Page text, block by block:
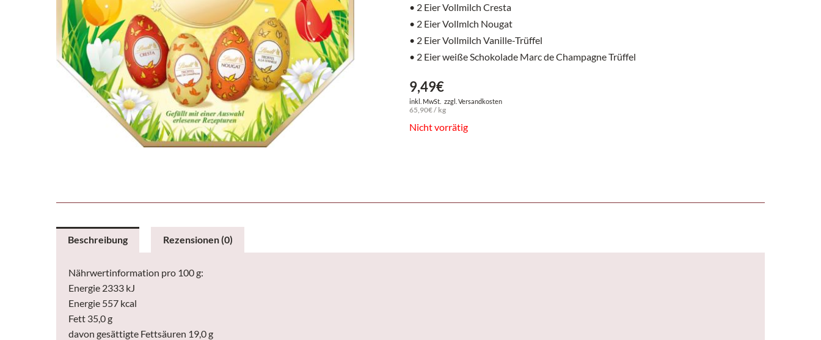
• 2 Eier Vollmilch Cresta
• 2 Eier Vollmlch Nougat
• 2 Eier Vollmilch Vanille-Trüffel
• 2 Eier weiße Schokolade Marc de Champagne Trüffel
9,49€
inkl. MwSt. zzgl. Versandkosten
65,90€/ kg
Nicht vorrätig
Beschreibung Rezensionen (0)
Nährwertinformation pro 100 g:
Energie 2333 kJ
Energie 557 kcal
Fett 35,0 g
davon gesättigte Fettsäuren 19,0 g